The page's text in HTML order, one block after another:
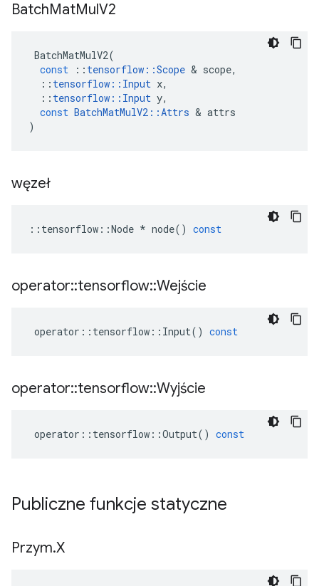
BatchMatMulV2
BatchMatMulV2(
const
:: tensorflow ::Scope & scope,
:: tensorflow :: Input x,
:: tensorflow :: Input y,
const BatchMatMulV2 ::Attrs & attrs
)
węzeł
:: tensorflow ::Node * node() const
operator::tensorflow::Wejście
operator :: tensorflow :: Input() const
operator::tensorflow::Wyjście
operator :: tensorflow ::Output() const
Publiczne funkcje statyczne
Przym.X